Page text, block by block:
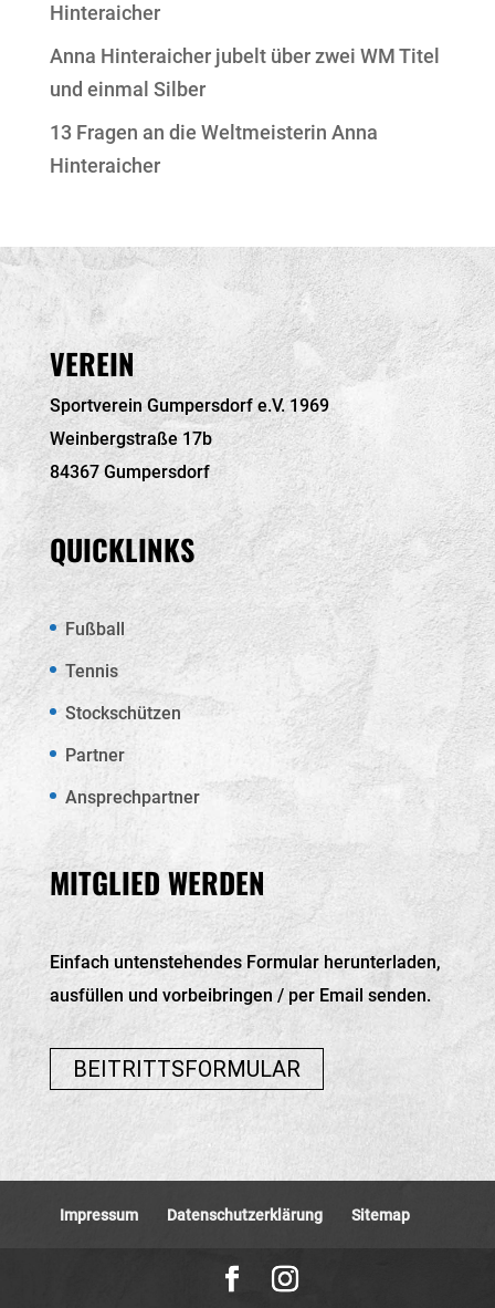
Hinteraicher
Anna Hinteraicher jubelt über zwei WM Titel
und einmal Silber
13 Fragen an die Weltmeisterin Anna
Hinteraicher
VEREIN
Sportverein Gumpersdorf e.V. 1969
Weinbergstraße 17b
84367 Gumpersdorf
QUICKLINKS
Fußball
Tennis
Stockschützen
Partner
Ansprechpartner
MITGLIED WERDEN
Einfach untenstehendes Formular herunterladen,
ausfüllen und vorbeibringen / per Email senden.
BEITRITTSFORMULAR
Impressum Datenschutz­erklärung Sitemap